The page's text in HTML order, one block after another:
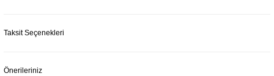
Taksit Seçenekleri
Önerileriniz